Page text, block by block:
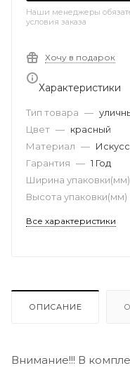
Наши менеджеры
условия заказа
Хочу в подарок
Характеристики
Тип товара —
Цвет — красный
Материал —
Гарантия — 1 Год
Ширина упаковки(мм)
Высота упаковки(мм)
Все характеристики
ОПИСАНИЕ
Внимание!!! В